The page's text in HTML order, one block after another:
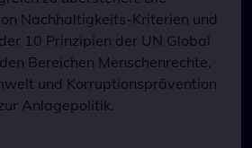
Nachhaltigkeits-Kriterien und
10 Prinzipien der UN Global
Bereichen Menschenrechte,
und Korruptionsprävention
Anlagepolitik.